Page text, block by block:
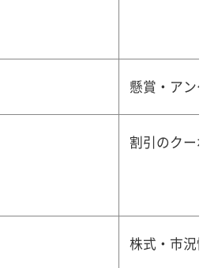
懸賞・アンケ
割引のクーポ
株式・市況情